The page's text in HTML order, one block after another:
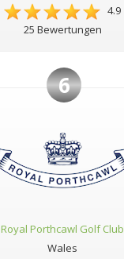
4.9
25 Bewertungen
6
Royal Porthcawl Golf Club
Wales